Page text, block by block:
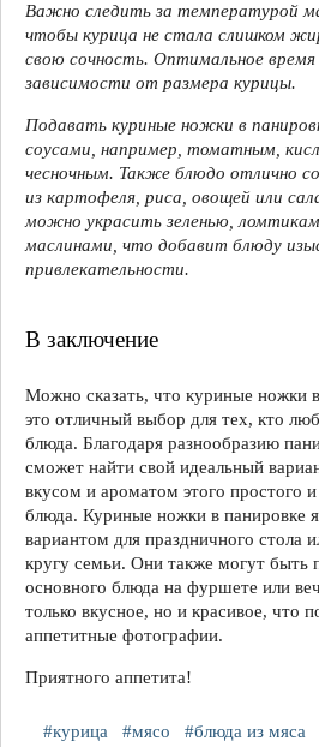
Важно следить за температурой
чтобы курица не стала слишком
свою сочность. Оптимальное
зависимости от размера курицы.
Подавать куриные ножки в
соусами, например, томатным,
чесночным. Также блюдо отлично
из картофеля, риса, овощей или
можно украсить зеленью,
маслинами, что добавит блюду
привлекательности.
В заключение
Можно сказать, что куриные ножки
это отличный выбор для тех, кто
блюда. Благодаря разнообразию
сможет найти свой идеальный
вкусом и ароматом этого простого и
блюда. Куриные ножки в панировке
вариантом для праздничного стола
кругу семьи. Они также могут быть
основного блюда на фуршете или
только вкусное, но и красивое, что
аппетитные фотографии.
Приятного аппетита!
#курица #мясо #блюда из мяса